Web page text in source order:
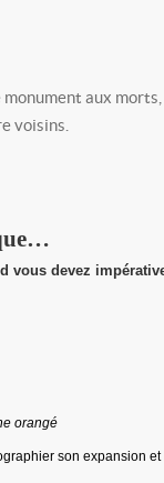
aux
voisins.
vous devez
orangé
son expansion